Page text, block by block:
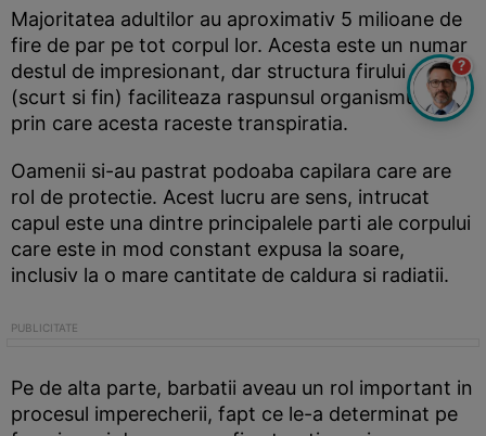
Majoritatea adultilor au aproximativ 5 milioane de
fire de par pe tot corpul lor. Acesta este un numar
destul de impresionant, dar structura firului de par
(scurt si fin) faciliteaza raspunsul organismului
prin care acesta raceste transpiratia.
Oamenii si-au pastrat podoaba capilara care are
rol de protectie. Acest lucru are sens, intrucat
capul este una dintre principalele parti ale corpului
care este in mod constant expusa la soare,
inclusiv la o mare cantitate de caldura si radiatii.
Pe de alta parte, barbatii aveau un rol important in
procesul imperecherii, fapt ce le-a determinat pe
?